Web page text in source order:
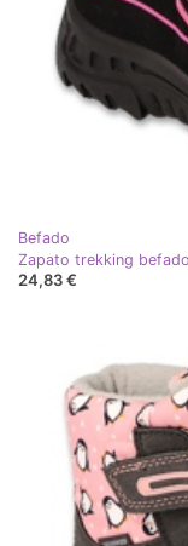
Befado
Zapato trekking
24,83 €